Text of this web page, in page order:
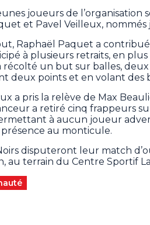
joueurs de l’organisation
et Pavel Veilleux,
Raphaël Paquet a
à plusieurs retraits, en
récolté un but sur balles,
deux points et en volant des
a pris la relève de Max
a retiré cinq frappeurs
à aucun joueur
au monticule.
disputeront leur match
au terrain du Centre Sportif